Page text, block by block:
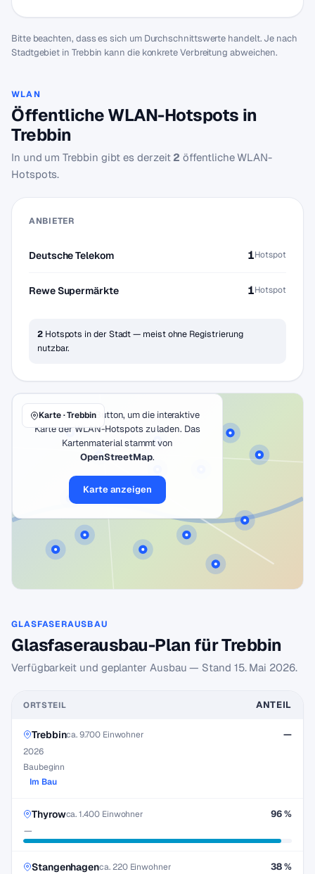
Bitte beachten, dass es sich um Durchschnittswerte handelt. Je nach
Stadtgebiet in Trebbin kann die konkrete Verbreitung abweichen.
WLAN
Öffentliche WLAN-Hotspots in
Trebbin
In und um Trebbin gibt es derzeit 2 öffentliche WLAN-
Hotspots.
ANBIETER
Deutsche Telekom 1Hotspot
Rewe Supermärkte 1Hotspot
2Hotspots in der Stadt — meist ohne Registrierung
nutzbar.
Klicke auf den Button, um die interaktive
Karte der WLAN-Hotspots zu laden. Das
Kartenmaterial stammt von
OpenStreetMap.
Karte anzeigen
Karte · Trebbin
GLASFASERAUSBAU
Glasfaserausbau-Plan für Trebbin
Verfügbarkeit und geplanter Ausbau — Stand 15. Mai 2026.
ORTSTEIL ANTEIL
Trebbinca. 9.700 Einwohner
Im Bau
2026
Baubeginn
—
Thyrowca. 1.400 Einwohner
—
96 %
Stangenhagenca. 220 Einwohner 38 %